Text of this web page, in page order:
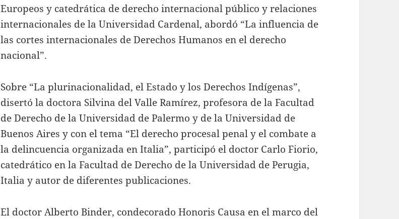
Europeos y catedrática de derecho internacional público y relaciones
internacionales de la Universidad Cardenal, abordó “La influencia de
las cortes internacionales de Derechos Humanos en el derecho
nacional”.
Sobre “La plurinacionalidad, el Estado y los Derechos Indígenas”,
disertó la doctora Silvina del Valle Ramírez, profesora de la Facultad
de Derecho de la Universidad de Palermo y de la Universidad de
Buenos Aires y con el tema “El derecho procesal penal y el combate a
la delincuencia organizada en Italia”, participó el doctor Carlo Fiorio,
catedrático en la Facultad de Derecho de la Universidad de Perugia,
Italia y autor de diferentes publicaciones.
El doctor Alberto Binder, condecorado Honoris Causa en el marco del